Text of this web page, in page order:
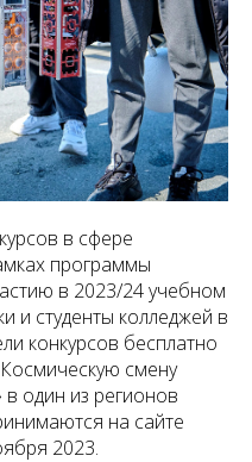
в сфере
программы
в 2023/24 учебном
и студенты колледжей в
конкурсов бесплатно
смену
один из регионов
на сайте
2023.